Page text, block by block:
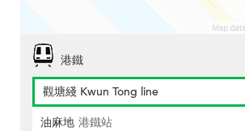
港鐵
觀塘綫 Kwun Tong line
油麻地 港鐵站